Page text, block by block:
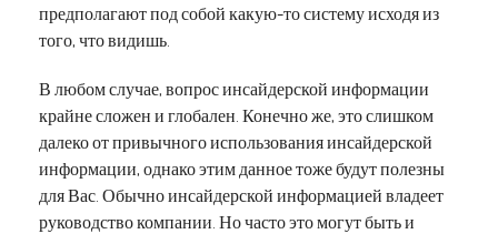
предполагают под собой какую-то систему исходя из
того, что видишь.
В любом случае, вопрос инсайдерской информации
крайне сложен и глобален. Конечно же, это слишком
далеко от привычного использования инсайдерской
информации, однако этим данное тоже будут полезны
для Вас. Обычно инсайдерской информацией владеет
руководство компании. Но часто это могут быть и